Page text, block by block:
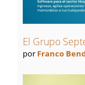
El Grupo
por Franco